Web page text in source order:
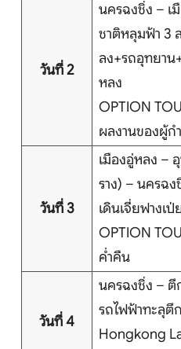
ติดต่อเรา
วันที่ 2
นครฉงชิ่ง – เ
ชาติหลุมฟ้า 3
ลง+รถอุทยาน
หลง
OPTION
ผลงานของผู้ก
วันที่ 3
เมืองอู่หลง –
ราง) – นครฉ
เดินเจี่ยฟางเ
OPTION
ค่ำคืน
วันที่ 4
นครฉงชิ่ง – ตึ
รถไฟฟ้าทะลุตึ
Hongkong